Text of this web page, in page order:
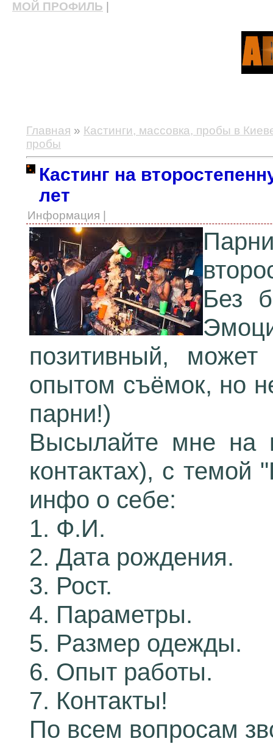
МОЙ ПРОФИЛЬ
Главная » Кастинги, массовка, пробы в
пробы
Кастинг на
лет
Информация |
Без
позитивный,
опытом съёмок, но
парни!)
Высылайте мне на
контактах), с
инфо о себе:
1. Ф.И.
2. Дата рождения.
3. Рост.
4. Параметры.
5. Размер одежды.
6. Опыт работы.
7. Контакты!
По всем вопросам